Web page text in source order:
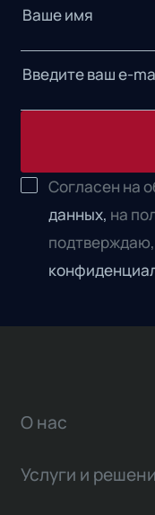
Согласен на
данных, на
О нас
Услуги и